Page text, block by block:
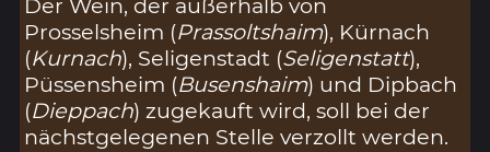
Der Wein, der außerhalb von
Prosselsheim (Prassoltshaim), Kürnach
(Kurnach), Seligenstadt (Seligenstatt),
Püssensheim (Busenshaim) und Dipbach
(Dieppach) zugekauft wird, soll bei der
nächstgelegenen Stelle verzollt werden.